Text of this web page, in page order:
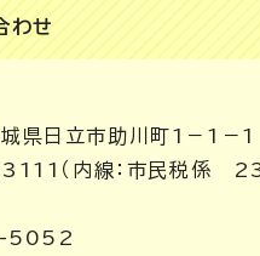
わせ
県日立市助川町1－1－
（内線：市民税係
5052